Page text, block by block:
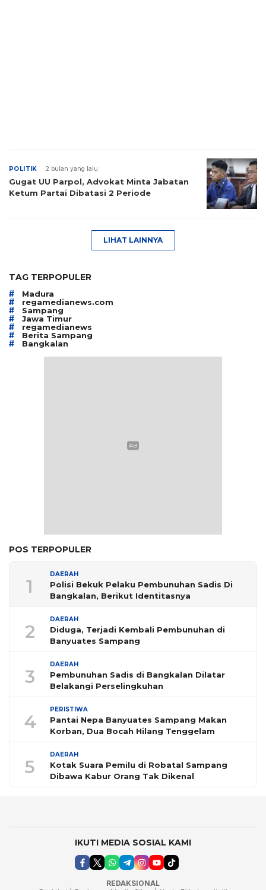
POLITIK 2 bulan yang lalu
Gugat UU Parpol, Advokat Minta Jabatan
Ketum Partai Dibatasi 2 Periode
LIHAT LAINNYA
TAG TERPOPULER
# Madura
# regamedianews.com
# Sampang
# Jawa Timur
# regamedianews
# Berita Sampang
# Bangkalan
POS TERPOPULER
1
DAERAH
Polisi Bekuk Pelaku Pembunuhan Sadis Di
Bangkalan, Berikut Identitasnya
2
DAERAH
Diduga, Terjadi Kembali Pembunuhan di
Banyuates Sampang
3
DAERAH
Pembunuhan Sadis di Bangkalan Dilatar
Belakangi Perselingkuhan
4
PERISTIWA
Pantai Nepa Banyuates Sampang Makan
Korban, Dua Bocah Hilang Tenggelam
5
DAERAH
Kotak Suara Pemilu di Robatal Sampang
Dibawa Kabur Orang Tak Dikenal
IKUTI MEDIA SOSIAL KAMI
REDAKSIONAL